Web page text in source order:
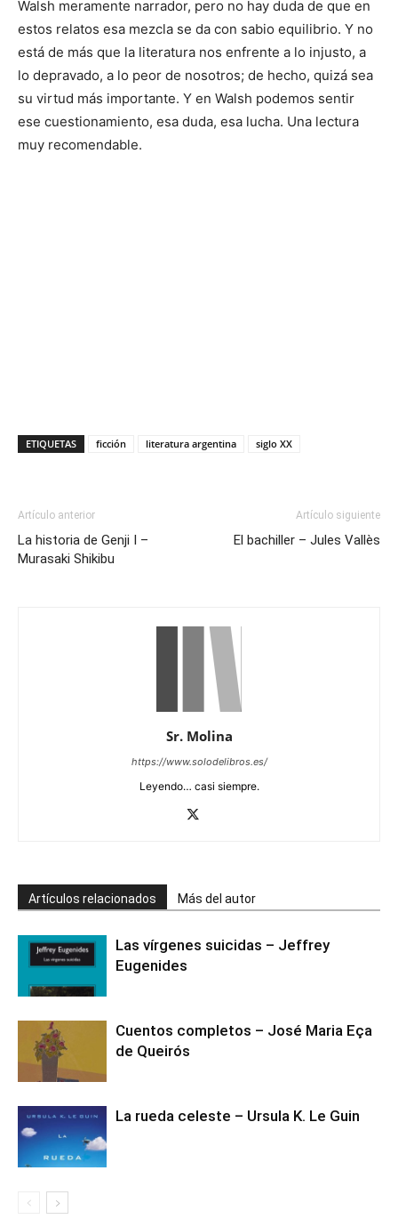
Walsh meramente narrador, pero no hay duda de que en
estos relatos esa mezcla se da con sabio equilibrio. Y no
está de más que la literatura nos enfrente a lo injusto, a
lo depravado, a lo peor de nosotros; de hecho, quizá sea
su virtud más importante. Y en Walsh podemos sentir
ese cuestionamiento, esa duda, esa lucha. Una lectura
muy recomendable.
ETIQUETAS ficción literatura argentina siglo XX
Artículo anterior
La historia de Genji I –
Murasaki Shikibu
Artículo siguiente
El bachiller – Jules Vallès
Sr. Molina
https://www.solodelibros.es/
Leyendo… casi siempre.
Artículos relacionados Más del autor
Las vírgenes suicidas – Jeffrey
Eugenides
Cuentos completos – José Maria Eça
de Queirós
La rueda celeste – Ursula K. Le Guin